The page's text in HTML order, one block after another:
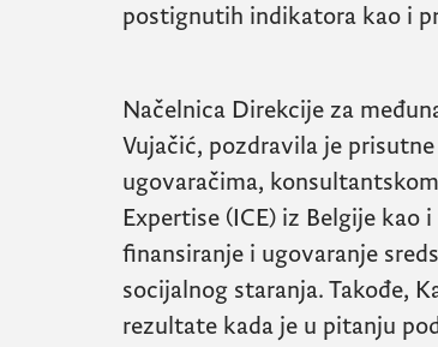
postignutih indikatora kao i
Načelnica Direkcije za
Vujačić, pozdravila je
ugovaračima,
Expertise (ICE) iz Belgije kao
finansiranje i ugovaranje
socijalnog staranja. Takođe,
rezultate kada je u pitanju